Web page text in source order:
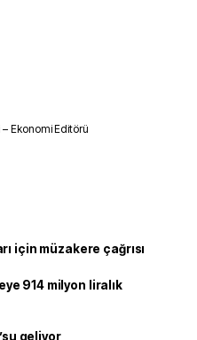
Ekonomi Editörü
için müzakere çağrısı
914 milyon liralık
geliyor